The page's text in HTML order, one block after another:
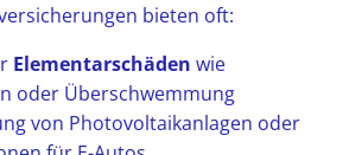
bieten oft:
Elementarschäden wie
oder Überschwemmung
von Photovoltaikanlagen oder